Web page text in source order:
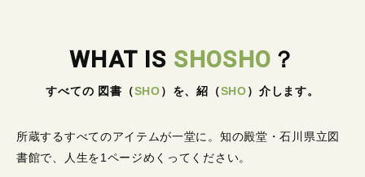
WHAT IS SHOSHO ？
すべての 図書 （SHO） を、紹 （SHO） 介します。
所蔵するすべてのアイテムが一堂に。 知の殿堂・石川県立図
書館で、人生を1ページめくってください。